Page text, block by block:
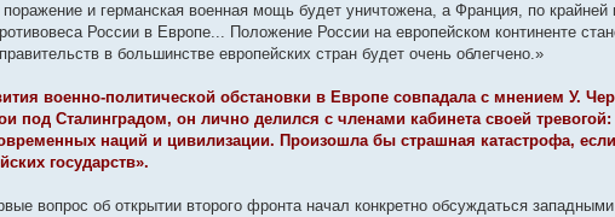
и германская военная мощь будет уничтожена, а Франция, по
России в Европе... Положение России на европейском континенте
в большинстве европейских стран будет очень облегчено.»
военно-политической обстановки в Европе совпадала с мнением У.
под Сталинградом, он лично делился с членами кабинета своей
наций и цивилизации. Произошла бы страшная катастрофа,
государств».
вопрос об открытии второго фронта начал конкретно обсуждаться